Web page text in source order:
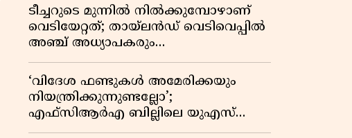
ടീച്ചറുടെ മുന്നിൽ നിൽക്കുമ്പോഴാണ്
വെടിയേറ്റത്; തായ്‌ലൻഡ് വെടിവെപ്പിൽ
അഞ്ച് അധ്യാപകരും
മുത്തശ്ശീമുത്തശ്ശന്മാരും കൊല്ലപ്പെട്ടു,
മരണസംഖ്യ 7; ഞെട്ടിക്കുന്ന
വെളിപ്പെടുത്തലുകൾ
‘വിദേശ ഫണ്ടുകൾ അമേരിക്കയും
നിയന്ത്രിക്കുന്നുണ്ടല്ലോ’;
എഫ്സിആർഎ ബില്ലിലെ യുഎസ്
വിമർശനങ്ങൾക്ക് മറുപടിയുമായി ഇന്ത്യ